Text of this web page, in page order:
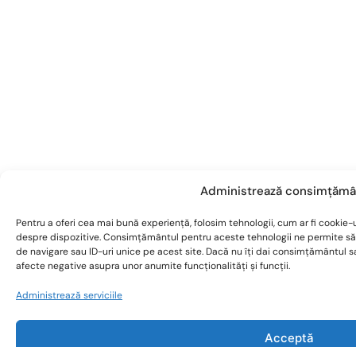
Administrează
Pentru a oferi cea mai bună experiență, folosim tehnologii, cum ar fi
despre dispozitive. Consimțământul pentru aceste tehnologii ne permite
de navigare sau ID-uri unice pe acest site. Dacă nu îți dai consimțământul
afecte negative asupra unor anumite funcționalități și funcții.
Administrează serviciile
Acceptă